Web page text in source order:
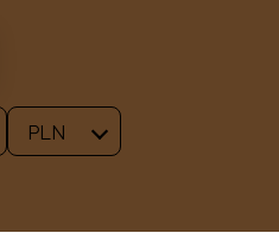
język:Wybrana waluta:
PLN